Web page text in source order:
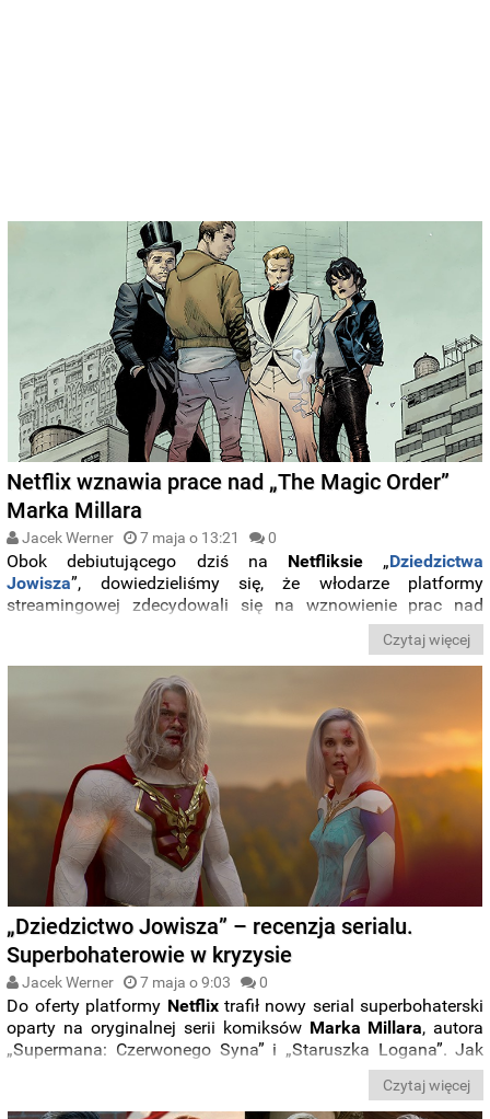
Netflix wznawia prace nad „The Magic Order”
Marka Millara
Jacek Werner 7 maja o 13:21 0
Obok debiutującego dziś na Netfliksie „Dziedzictwa
Jowisza”, dowiedzieliśmy się, że włodarze platformy
streamingowej zdecydowali się na wznowienie prac nad
. O wskrzeszeniu
” poinformował sam autor
pierwowzoru.
Czytaj więcej
„Dziedzictwo Jowisza” – recenzja serialu.
Superbohaterowie w kryzysie
Jacek Werner 7 maja o 9:03 0
Do oferty platformy Netflix trafił nowy serial superbohaterski
oparty na oryginalnej serii komiksów Marka Millara, autora
„Supermana: Czerwonego Syna” i „Staruszka Logana”. Jak
Stevena S. DeKnighta
recenzji.
Czytaj więcej